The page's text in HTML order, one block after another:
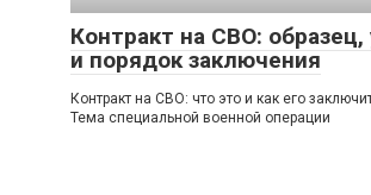
Контракт на СВО: образец,
и порядок заключения
Контракт на СВО: что это и как его
Тема специальной военной операции